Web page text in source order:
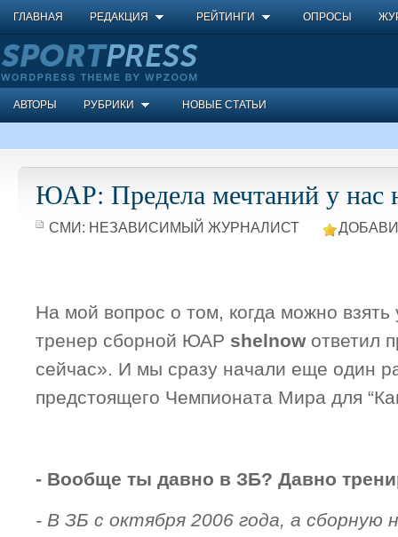
ГЛАВНАЯ РЕДАКЦИЯ РЕЙТИНГИ ОПРОСЫ
АВТОРЫ РУБРИКИ НОВЫЕ СТАТЬИ
ЮАР: Предела мечтаний у нас
СМИ: НЕЗАВИСИМЫЙ ЖУРНАЛИСТ
На мой вопрос о том, когда можно взять
тренер сборной ЮАР shelnowответил
сейчас». И мы сразу начали еще один
предстоящего Чемпионата Мира для
- Вообще ты давно в ЗБ? Давно
- В ЗБ с октября 2006 года, а сборную